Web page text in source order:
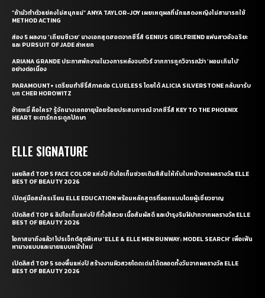
“ถ้ามัวทำตัวแย่คงไม่สนุกแน่” ANYA TAYLOR-JOY เผยเหตุผลที่นักแสดงหญิงไม่สามารถใช้
METHOD ACTING
ส่อง 5 ผลงาน ‘เถียนซีเวย’ นางเอกสุดฮอตจากซีรี่ส์ GENIUS GIRLFRIEND แฟนสาวอัจฉริยะ
และ PURSUIT OF JADE ล่าหยก
ARIANA GRANDE ประกาศพักงานในวงการหลังจบทัวร์ จากการถูกวิจารณ์ว่า ‘ผอมเกินไป’
อย่างต่อเนื่อง
PARAMOUNT+ เตรียมทำซีรี่ส์ภาคต่อ CLUELESS โดยได้ ALICIA SILVERSTONE กลับมารับ
บท CHER HOROWITZ
อ้ายหมี่ คือใคร? รู้จักนางเอกอายุน้อยร้อยประสบการณ์ จากซีรี่ส์ KEY TO THE PHOENIX
HEART ชะตารักกระดูกปักษา
ELLE SIGNATURE
เผยลิสต์ TOP 5 FACE COLOR แห่งปี กับไอเท็มช่วยเติมสีสันให้กับใบหน้าจากผลรางวัล ELLE
BEST OF BEAUTY 2026
เปิดคู่มือสมัครเรียน ELLE EDUCATION พร้อมหลักสูตรที่ออกแบบโดยผู้เชี่ยวชาญ
เปิดลิสต์ TOP 6 ลิปไอเท็มแห่งปี ที่ทั้งสีสวย เนื้อสัมผัสดี และบำรุงริมฝีปากจากผลรางวัล ELLE
BEST OF BEAUTY 2026
โอกาสมาถึงแล้ว! โปรเจ็กต์สุดพิเศษ ‘ELLE & ELLE MEN RUNWAY: MODEL SEARCH’ เพื่อเฟ้น
หานางแบบและนายแบบหน้าใหม่
เปิดลิสต์ TOP 5 รองพื้นแห่งปี สร้างงานผิวสวยโดดเด่นได้ตลอดทั้งวันจากผลรางวัล ELLE
BEST OF BEAUTY 2026